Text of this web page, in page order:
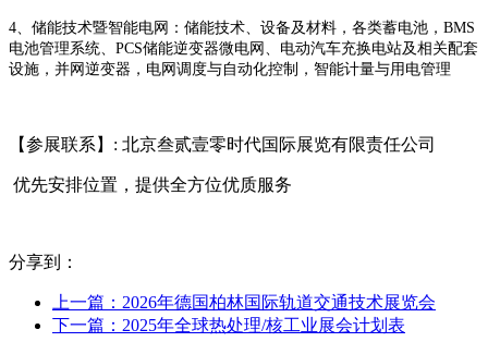
4、储能技术暨智能电网：储能技术、设备及材料，各类蓄电池，BMS
电池管理系统、PCS储能逆变器微电网、电动汽车充换电站及相关配套
设施，并网逆变器，电网调度与自动化控制，智能计量与用电管理
【参展联系】: 北京叁贰壹零时代国际展览有限责任公司
优先安排位置，提供全方位优质服务
分享到：
上一篇：2026年德国柏林国际轨道交通技术展览会
下一篇：2025年全球热处理/核工业展会计划表